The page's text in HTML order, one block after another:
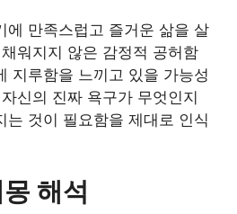
에 만족스럽고 즐거운 삶을 살
워지지 않은 감정적 공허함
지루함을 느끼고 있을 가능성
신의 진짜 욕구가 무엇인지
는 것이 필요함을 제대로 인식
해석